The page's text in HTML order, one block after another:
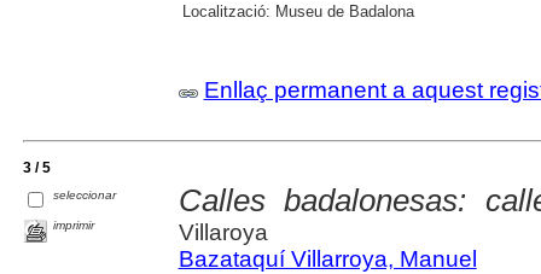
Localització: Museu de Badalona
Enllaç permanent a aquest
3 / 5
seleccionar
imprimir
Calles badalonesas:
Villaroya
Bazataquí Villarroya, Manuel